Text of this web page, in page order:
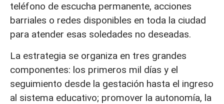
teléfono de escucha permanente, acciones
barriales o redes disponibles en toda la ciudad
para atender esas soledades no deseadas.
La estrategia se organiza en tres grandes
componentes: los primeros mil días y el
seguimiento desde la gestación hasta el ingreso
al sistema educativo; promover la autonomía, la